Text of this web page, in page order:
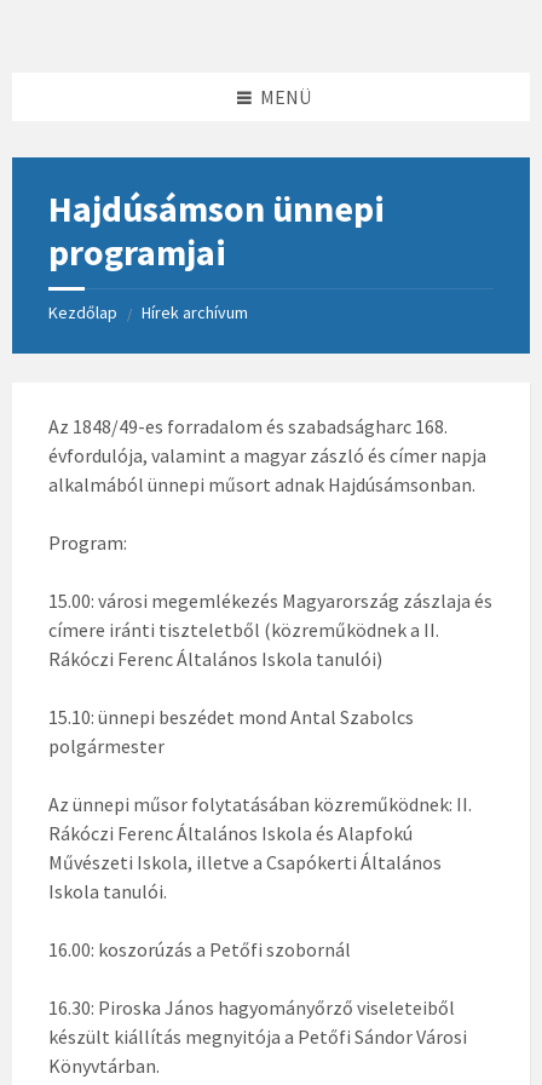
MENÜ
Hajdúsámson ünnepi
programjai
Kezdőlap / Hírek archívum
Az 1848/49-es forradalom és szabadságharc 168.
évfordulója, valamint a magyar zászló és címer napja
alkalmából ünnepi műsort adnak Hajdúsámsonban.
Program:
15.00: városi megemlékezés Magyarország zászlaja és
címere iránti tiszteletből (közreműködnek a II.
Rákóczi Ferenc Általános Iskola tanulói)
15.10: ünnepi beszédet mond Antal Szabolcs
polgármester
Az ünnepi műsor folytatásában közreműködnek: II.
Rákóczi Ferenc Általános Iskola és Alapfokú
Művészeti Iskola, illetve a Csapókerti Általános
Iskola tanulói.
16.00: koszorúzás a Petőfi szobornál
16.30: Piroska János hagyományőrző viseleteiből
készült kiállítás megnyitója a Petőfi Sándor Városi
Könyvtárban.